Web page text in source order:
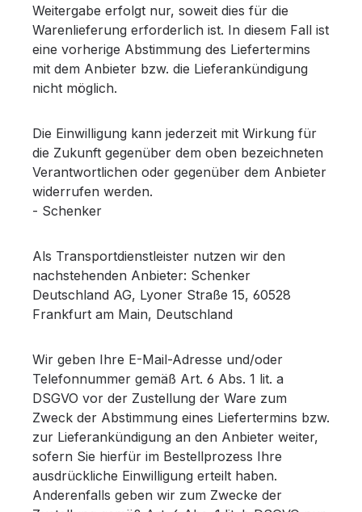
Weitergabe erfolgt nur, soweit dies für die
Warenlieferung erforderlich ist. In diesem Fall ist
eine vorherige Abstimmung des Liefertermins
mit dem Anbieter bzw. die Lieferankündigung
nicht möglich.
Die Einwilligung kann jederzeit mit Wirkung für
die Zukunft gegenüber dem oben bezeichneten
Verantwortlichen oder gegenüber dem Anbieter
widerrufen werden.
- Schenker
Als Transportdienstleister nutzen wir den
nachstehenden Anbieter: Schenker
Deutschland AG, Lyoner Straße 15, 60528
Frankfurt am Main, Deutschland
Wir geben Ihre E-Mail-Adresse und/oder
Telefonnummer gemäß Art. 6 Abs. 1 lit. a
DSGVO vor der Zustellung der Ware zum
Zweck der Abstimmung eines Liefertermins bzw.
zur Lieferankündigung an den Anbieter weiter,
sofern Sie hierfür im Bestellprozess Ihre
ausdrückliche Einwilligung erteilt haben.
Anderenfalls geben wir zum Zwecke der